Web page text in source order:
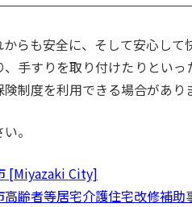
らも安全に、そして安心して
、手すりを取り付けたりとい
制度を利用できる場合があり
。
[Miyazaki City]
齢者等居宅介護住宅改修補